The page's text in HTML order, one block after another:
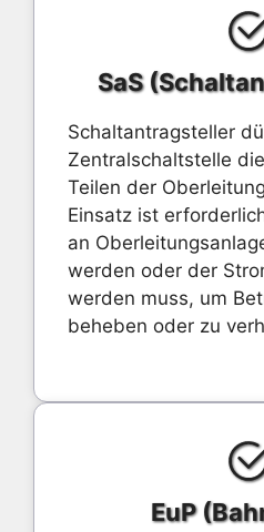
SaS
Schaltantragsteller
Zentralschaltstelle
Teilen der
Einsatz ist
an
werden oder der
werden muss, um
beheben oder zu
EuP